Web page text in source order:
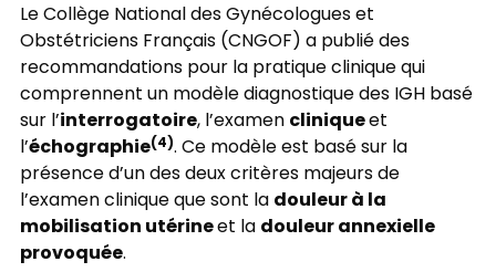
Le Collège National des Gynécologues et
Obstétriciens Français (CNGOF) a publié des
recommandations pour la pratique clinique qui
comprennent un modèle diagnostique des IGH basé
sur l’interrogatoire, l’examencliniqueet
l’échographie(4). Ce modèle est basé sur la
présence d’un des deux critères majeurs de
l’examen clinique que sont ladouleur à la
mobilisation utérineet ladouleur annexielle
provoquée.